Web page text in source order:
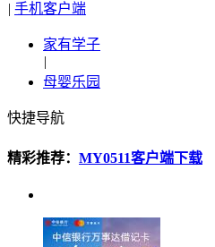
| 手机客户端
家有学子
|
母婴乐园
快捷导航
精彩推荐： MY0511客户端下载